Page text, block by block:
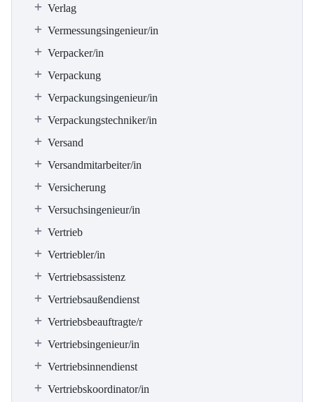
Verlag
Vermessungsingenieur/in
Verpacker/in
Verpackung
Verpackungsingenieur/in
Verpackungstechniker/in
Versand
Versandmitarbeiter/in
Versicherung
Versuchsingenieur/in
Vertrieb
Vertriebler/in
Vertriebsassistenz
Vertriebsaußendienst
Vertriebsbeauftragte/r
Vertriebsingenieur/in
Vertriebsinnendienst
Vertriebskoordinator/in